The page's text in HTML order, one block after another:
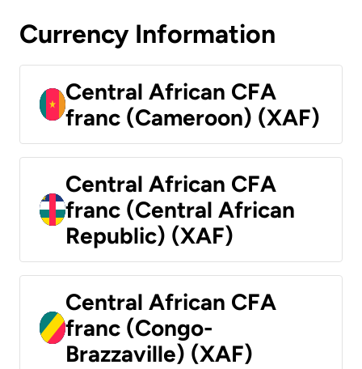
Currency Information
Central African CFA
franc (Cameroon) (XAF)
Central African CFA
franc (Central African
Republic) (XAF)
Central African CFA
franc (Congo-
Brazzaville) (XAF)